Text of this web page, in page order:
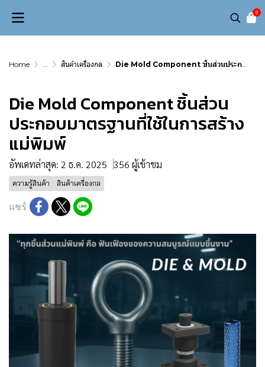
0
Home ... สินค้าเครื่องกล Die Mold Component ชิ้นส่วนประกอบมาตรฐานที่ใช้ในการสร้างแม่พิมพ์
Die Mold Component ชิ้นส่วน
ประกอบมาตรฐานที่ใช้ในการสร้าง
แม่พิมพ์
อัพเดทล่าสุด: 2 ธ.ค. 2025 356 ผู้เข้าชม
ความรู้สินค้า สินค้าเครื่องกล
แชร์